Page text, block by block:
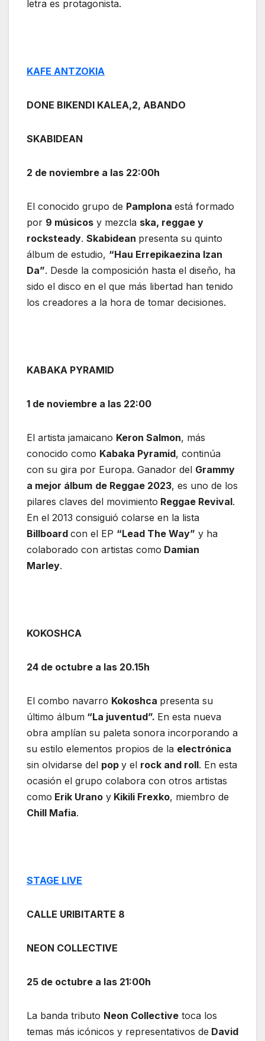
letra es protagonista.
KAFE ANTZOKIA
DONE BIKENDI KALEA,2, ABANDO
SKABIDEAN
2 de noviembre a las 22:00h
El conocido grupo de Pamplona está formado
por 9 músicos y mezcla ska, reggae y
rocksteady. Skabidean presenta su quinto
álbum de estudio, “Hau Errepikaezina Izan
Da”. Desde la composición hasta el diseño, ha
sido el disco en el que más libertad han tenido
los creadores a la hora de tomar decisiones.
KABAKA PYRAMID
1 de noviembre a las 22:00
El artista jamaicano Keron Salmon, más
conocido como Kabaka Pyramid, continúa
con su gira por Europa. Ganador del Grammy
a mejor álbum de Reggae 2023, es uno de los
pilares claves del movimiento Reggae Revival.
En el 2013 consiguió colarse en la lista
Billboard con el EP “Lead The Way” y ha
colaborado con artistas como Damian
Marley.
KOKOSHCA
24 de octubre a las 20.15h
El combo navarro Kokoshca presenta su
último álbum “La juventud”. En esta nueva
obra amplían su paleta sonora incorporando a
su estilo elementos propios de la electrónica
sin olvidarse del pop y el rock and roll. En esta
ocasión el grupo colabora con otros artistas
como Erik Urano y Kikili Frexko, miembro de
Chill Mafia.
STAGE LIVE
CALLE URIBITARTE 8
NEON COLLECTIVE
25 de octubre a las 21:00h
La banda tributo Neon Collective toca los
temas más icónicos y representativos de David